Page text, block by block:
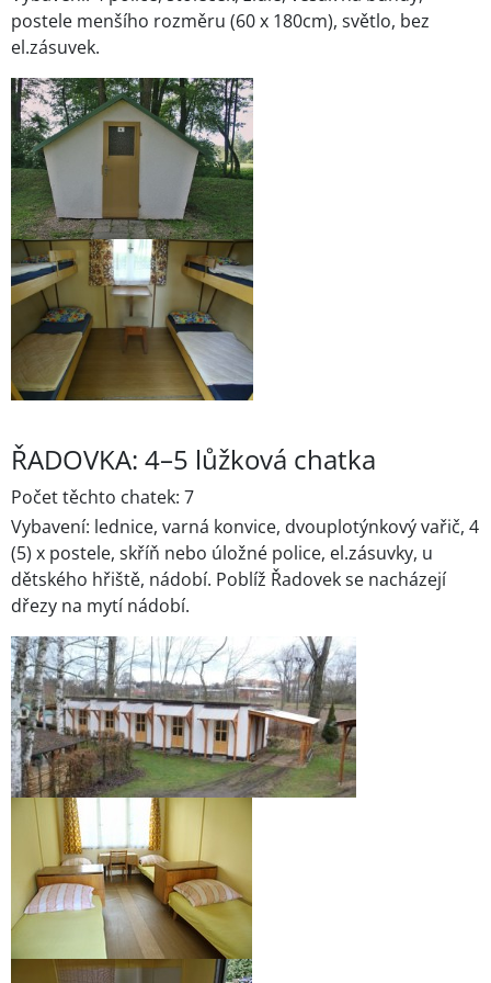
postele menšího rozměru (60 x 180cm), světlo, bez
el.zásuvek.
ŘADOVKA: 4–5 lůžková chatka
Počet těchto chatek: 7
Vybavení: lednice, varná konvice, dvouplotýnkový vařič, 4
(5) x postele, skříň nebo úložné police, el.zásuvky, u
dětského hřiště, nádobí. Poblíž Řadovek se nacházejí
dřezy na mytí nádobí.